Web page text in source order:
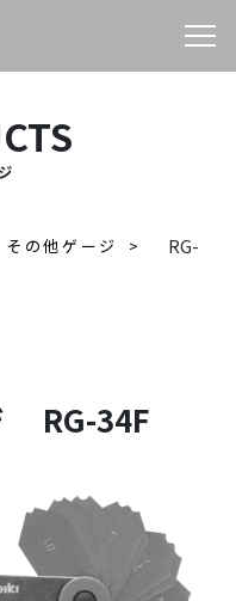
その他ゲージ
RG-
RG-34F